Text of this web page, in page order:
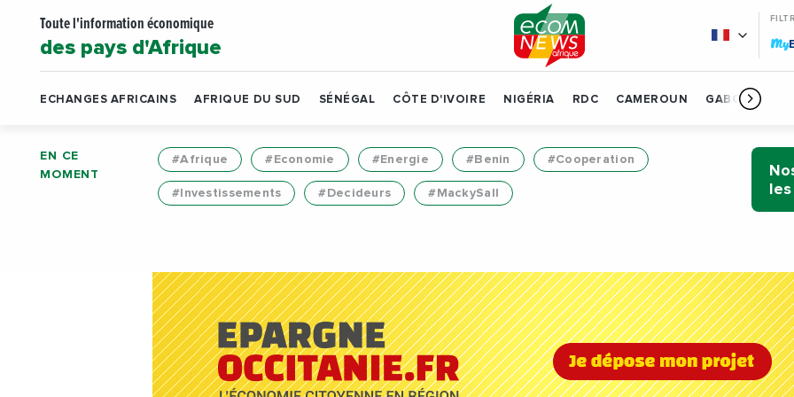
Toute l'information économique
des pays d'Afrique My
ECHANGES AFRICAINS AFRIQUE DU SUD SÉNÉGAL CÔTE D'IVOIRE NIGÉRIA RDC CAMEROUN GABON
EN CE
MOMENT
#Afrique #Economie #Energie #Benin #Cooperation
#Investissements #Decideurs #MackySall